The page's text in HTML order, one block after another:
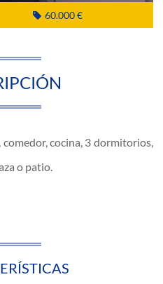
60.000 €
comedor, cocina, 3 dormitorios,
o patio.